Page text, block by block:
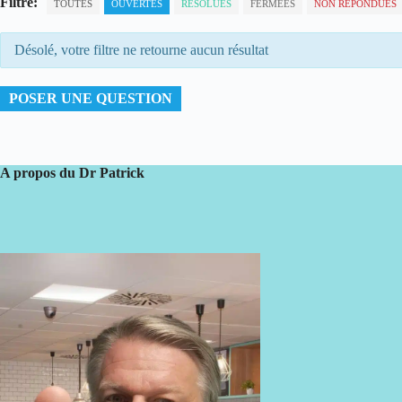
TOUTES OUVERTES RÉSOLUES FERMÉES NON RÉPONDUES
Désolé, votre filtre ne retourne aucun résultat
POSER UNE QUESTION
A propos du Dr Patrick